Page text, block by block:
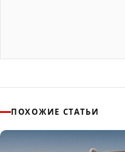
ПОХОЖИЕ СТАТЬИ